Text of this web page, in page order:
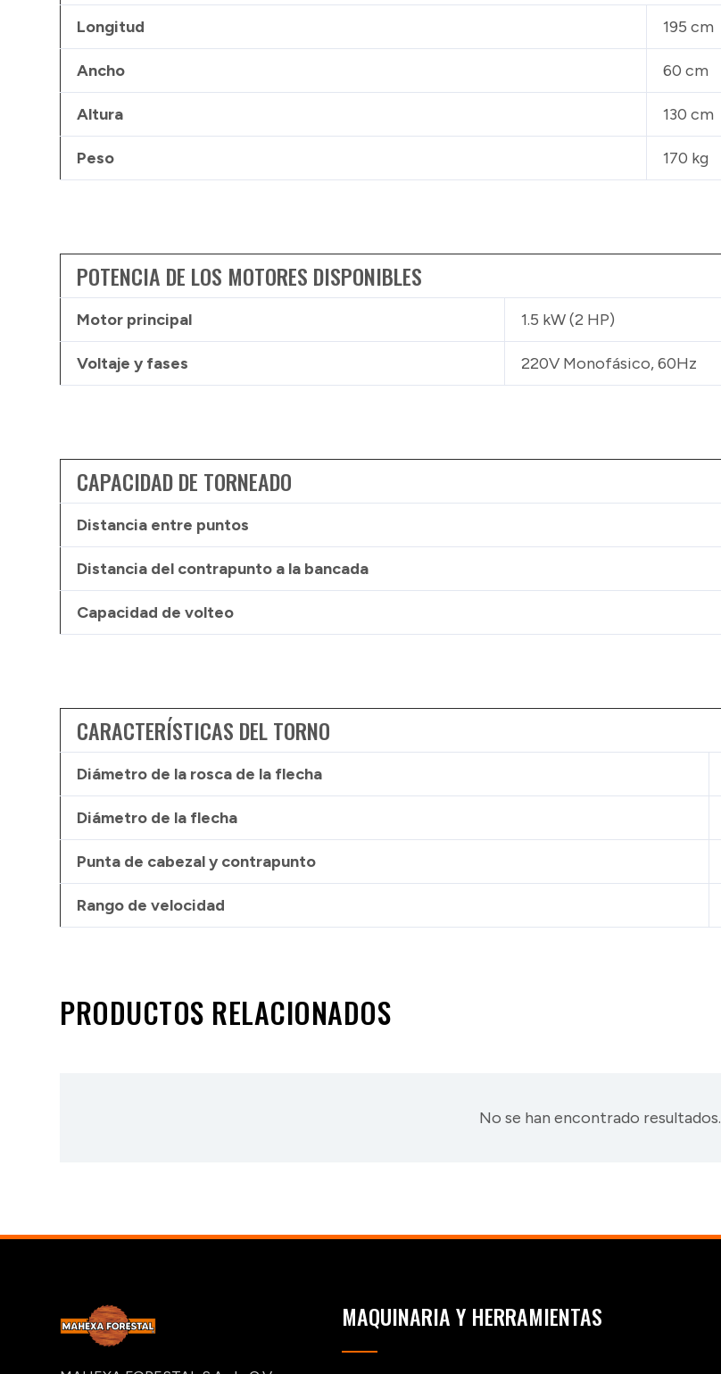
Longitud 195 cm
Ancho 60 cm
Altura 130 cm
Peso 170 kg
POTENCIA DE LOS MOTORES DISPONIBLES
Motor principal 1.5 kW (2 HP)
Voltaje y fases 220V Monofásico, 60Hz
CAPACIDAD DE TORNEADO
Distancia entre puntos
Distancia del contrapunto a la bancada
Capacidad de volteo
CARACTERÍSTICAS DEL TORNO
Diámetro de la rosca de la flecha
Diámetro de la flecha
Punta de cabezal y contrapunto
Rango de velocidad
PRODUCTOS RELACIONADOS
No se han encontrado resultados.
MAQUINARIA Y HERRAMIENTAS